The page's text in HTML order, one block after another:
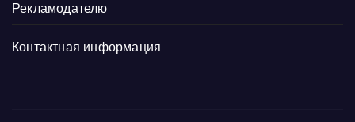
Рекламодателю
Контактная информация